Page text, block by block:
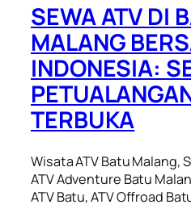
SEWA ATV DI
MALANG
INDONESIA:
TERBUKA
Wisata ATV Batu Malang,
ATV Adventure Batu
ATV Batu, ATV Offroad